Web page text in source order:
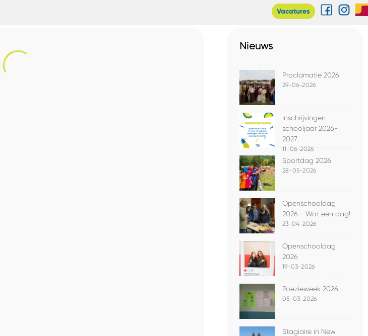
Vacatures
Nieuws
Proclamatie 2026
29-06-2026
Inschrijvingen
schooljaar 2026-
2027
11-06-2026
Sportdag 2026
28-05-2026
Openschooldag
2026 - Wat een dag!
23-04-2026
Openschooldag
2026
19-03-2026
Poëzieweek 2026
05-03-2026
Stagiaire in New